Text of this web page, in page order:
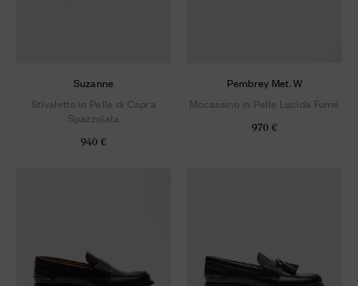
Suzanne
Stivaletto in Pelle di Capra
Spazzolata
940 €
Pembrey Met. W
Mocassino in Pelle Lucida Fumé
970 €